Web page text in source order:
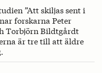
”Att skiljas sent i
forskarna Peter
Torbjörn Bildtgårdt
är tre till att äldre